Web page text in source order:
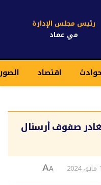
رئيس مجلس الإدارة
مي عماد
حوادث اقتصاد
صفوف أرسنال
A
A